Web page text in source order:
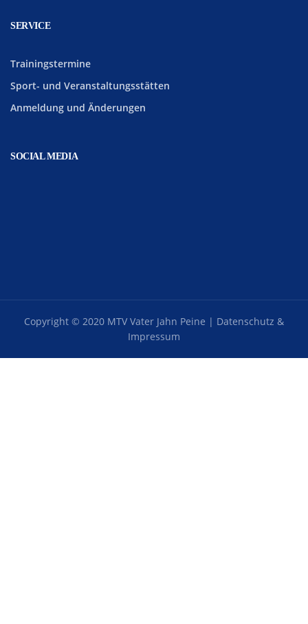
SERVICE
Trainingstermine
Sport- und Veranstaltungsstätten
Anmeldung und Änderungen
SOCIAL MEDIA
Copyright © 2020 MTV Vater Jahn Peine | Datenschutz &
Impressum